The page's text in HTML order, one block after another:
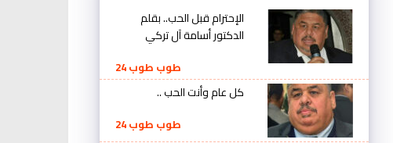
الإحترام قبل الحب.. بقلم
الدكتور أسامة آل تركي
طوب طوب 24
كل عام وأنت الحب ..
طوب طوب 24